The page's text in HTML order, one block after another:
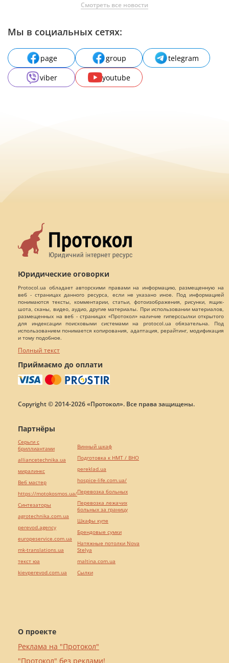
Смотреть все новости
Мы в социальных сетях:
page group
telegram
viber
youtube
Юридические оговорки
Protocol.ua обладает авторскими правами на информацию, размещенную на
веб - страницах данного ресурса, если не указано иное. Под информацией
понимаются тексты, комментарии, статьи, фотоизображения, рисунки, ящик-
шота, сканы, видео, аудио, другие материалы. При использовании материалов,
размещенных на веб - страницах «Протокол» наличие гиперссылки открытого
для индексации поисковыми системами на protocol.ua обязательна. Под
использованием понимается копирования, адаптация, рерайтинг, модификация
и тому подобное.
Полный текст
Приймаємо до оплати
Copyright © 2014-2026 «Протокол». Все права защищены.
О проекте
Реклама на "Протокол"
"Протокол" без реклами!
Партнёры
Серьги с
бриллиантами
alliancetechnika.ua
миралинкс
Веб мастер
https://motokosmos.ua/
Синтезаторы
agrotechnika.com.ua
perevod.agency
europeservice.com.ua
mk-translations.ua
текст юа
kievperevod.com.ua
Винный шкаф
Подготовка к НМТ / ВНО
pereklad.ua
hospice-life.com.ua/
Перевозка больных
Перевозка лежачих
больных за границу
Шкафы купе
Брендовые сумки
Натяжные потолки Nova
Stelya
maltina.com.ua
Cылки